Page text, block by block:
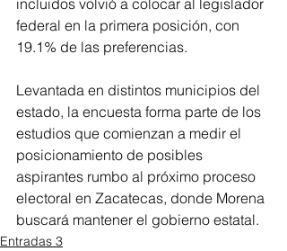
incluidos volvió a colocar al legislador
federal en la primera posición, con
19.1% de las preferencias.
Levantada en distintos municipios del
estado, la encuesta forma parte de los
estudios que comienzan a medir el
posicionamiento de posibles
aspirantes rumbo al próximo proceso
electoral en Zacatecas, donde Morena
buscará mantener el gobierno estatal.
Entradas 3